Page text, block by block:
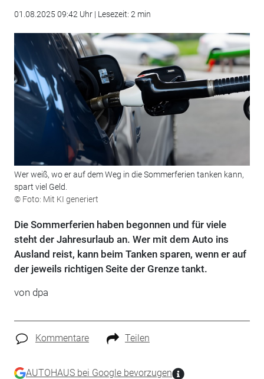
01.08.2025 09:42 Uhr | Lesezeit: 2 min
Wer weiß, wo er auf dem Weg in die Sommerferien tanken kann,
spart viel Geld.
© Foto: Mit KI generiert
Die Sommerferien haben begonnen und für viele
steht der Jahresurlaub an. Wer mit dem Auto ins
Ausland reist, kann beim Tanken sparen, wenn er auf
der jeweils richtigen Seite der Grenze tankt.
von dpa
Kommentare Teilen
AUTOHAUS bei Google bevorzugen